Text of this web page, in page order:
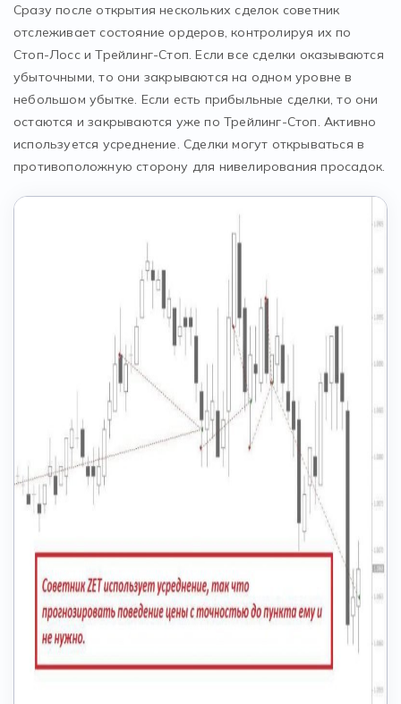
Сразу после открытия нескольких сделок советник
отслеживает состояние ордеров, контролируя их по
Стоп-Лосс и Трейлинг-Стоп. Если все сделки оказываются
убыточными, то они закрываются на одном уровне в
небольшом убытке. Если есть прибыльные сделки, то они
остаются и закрываются уже по Трейлинг-Стоп. Активно
используется усреднение. Сделки могут открываться в
противоположную сторону для нивелирования просадок.